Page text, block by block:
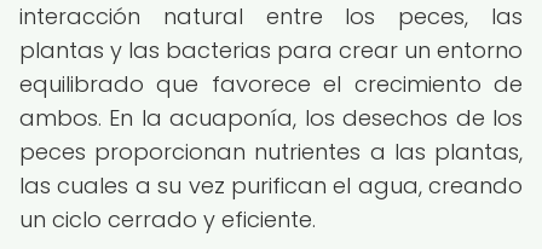
interacción natural entre los peces, las
plantas y las bacterias para crear un entorno
equilibrado que favorece el crecimiento de
ambos. En la acuaponía, los desechos de los
peces proporcionan nutrientes a las plantas,
las cuales a su vez purifican el agua, creando
un ciclo cerrado y eficiente.